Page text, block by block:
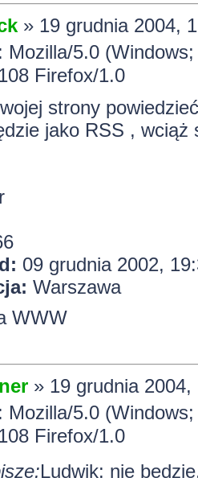
» 19 grudnia 2004,
Mozilla/5.0
Firefox/1.0
strony
jako RSS , wciąż
09 grudnia 2002,
Warszawa
WWW
» 19 grudnia 2004,
Mozilla/5.0
Firefox/1.0
Ludwik: nie